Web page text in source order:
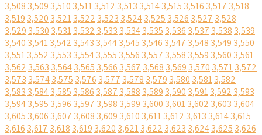
3,508 3,509 3,510 3,5113,512 3,513 3,5143,515 3,516 3,517 3,518
3,519 3,520 3,5213,522 3,523 3,5243,525 3,526 3,527 3,528
3,529 3,530 3,5313,532 3,533 3,5343,535 3,536 3,537 3,538 3,539
3,540 3,5413,542 3,543 3,5443,545 3,546 3,547 3,548 3,549 3,550
3,5513,552 3,553 3,5543,555 3,556 3,557 3,558 3,559 3,560 3,561
3,562 3,563 3,5643,565 3,566 3,567 3,568 3,569 3,570 3,5713,572
3,573 3,5743,575 3,576 3,577 3,578 3,579 3,580 3,5813,582
3,583 3,5843,585 3,586 3,587 3,588 3,589 3,590 3,5913,592 3,593
3,5943,595 3,596 3,597 3,598 3,599 3,600 3,6013,602 3,603 3,604
3,605 3,606 3,607 3,608 3,609 3,610 3,6113,612 3,613 3,6143,615
3,616 3,617 3,618 3,619 3,620 3,6213,622 3,623 3,6243,625 3,626